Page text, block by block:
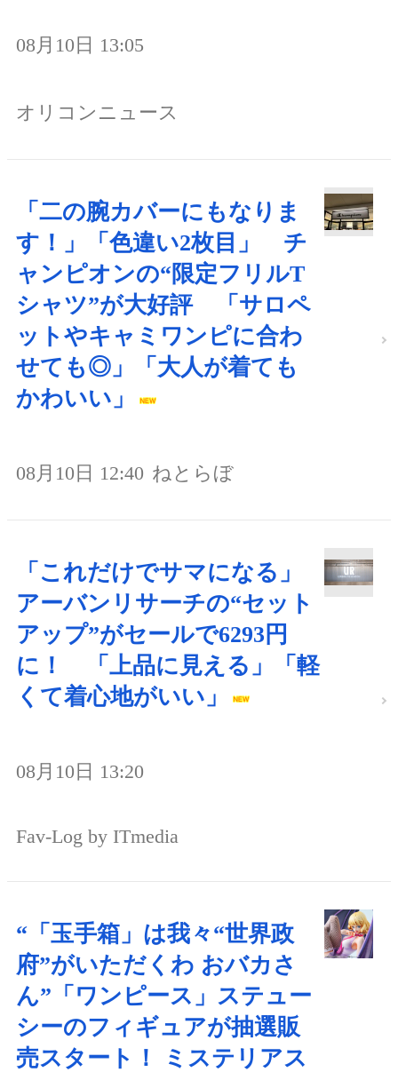
08月10日 13:05
オリコンニュース
「二の腕カバーにもなりま
す！」「色違い2枚目」 チ
ャンピオンの“限定フリルT
シャツ”が大好評 「サロペ
ットやキャミワンピに合わ
せても◎」「大人が着ても
かわいい」
08月10日 12:40 ねとらぼ
「これだけでサマになる」
アーバンリサーチの“セット
アップ”がセールで6293円
に！ 「上品に見える」「軽
くて着心地がいい」
08月10日 13:20
Fav-Log by ITmedia
“「玉手箱」は我々“世界政
府”がいただくわ おバカさ
ん”「ワンピース」ステュー
シーのフィギュアが抽選販
売スタート！ ミステリアス